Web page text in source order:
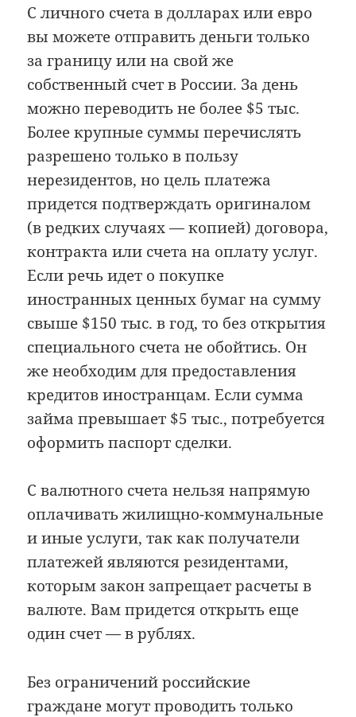
С личного счета в долларах или евро
вы можете отправить деньги только
за границу или на свой же
собственный счет в России. За день
можно переводить не более $5 тыс.
Более крупные суммы перечислять
разрешено только в пользу
нерезидентов, но цель платежа
придется подтверждать оригиналом
(в редких случаях — копией) договора,
контракта или счета на оплату услуг.
Если речь идет о покупке
иностранных ценных бумаг на сумму
свыше $150 тыс. в год, то без открытия
специального счета не обойтись. Он
же необходим для предоставления
кредитов иностранцам. Если сумма
займа превышает $5 тыс., потребуется
оформить паспорт сделки.
С валютного счета нельзя напрямую
оплачивать жилищно-коммунальные
и иные услуги, так как получатели
платежей являются резидентами,
которым закон запрещает расчеты в
валюте. Вам придется открыть еще
один счет — в рублях.
Без ограничений российские
граждане могут проводить только